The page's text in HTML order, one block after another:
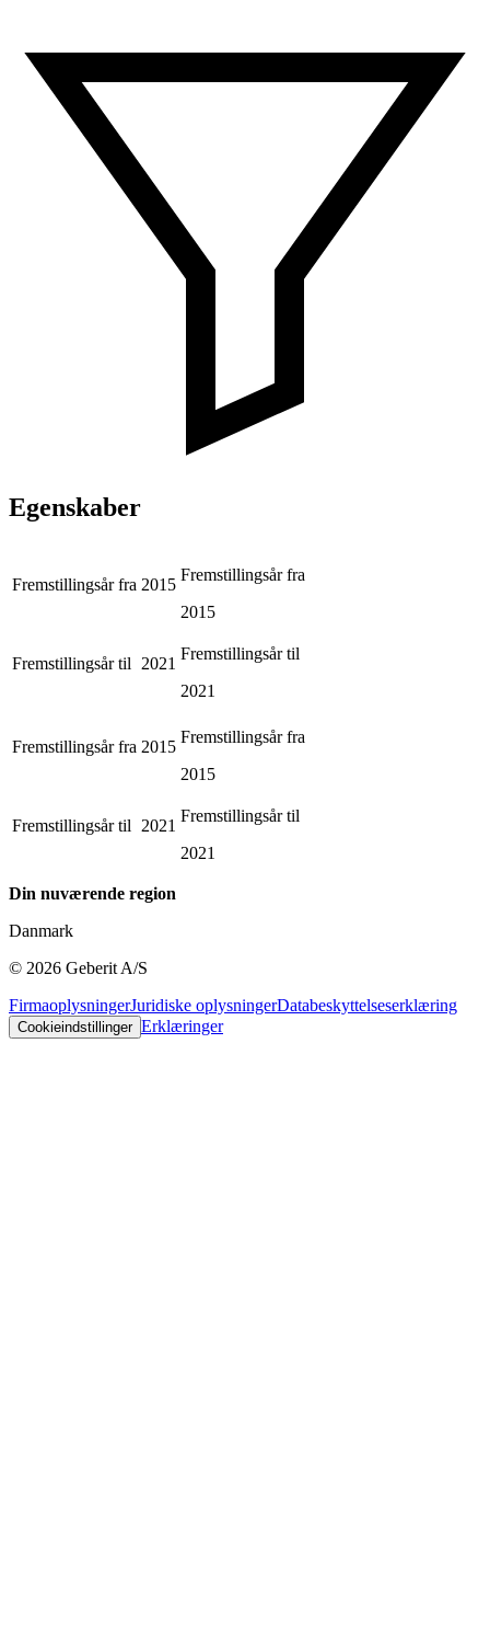
Egenskaber
Fremstillingsår fra 2015
Fremstillingsår fra
2015
Fremstillingsår til 2021
Fremstillingsår til
2021
Fremstillingsår fra 2015
Fremstillingsår fra
2015
Fremstillingsår til 2021
Fremstillingsår til
2021
Din nuværende region
Danmark
© 2026 Geberit A/S
FirmaoplysningerJuridiske oplysningerDatabeskyttelseserklæring
Cookieindstillinger Erklæringer